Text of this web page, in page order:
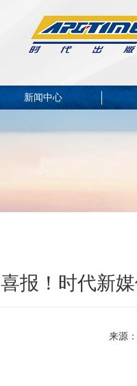
新闻中心
喜报！时代新
来源：